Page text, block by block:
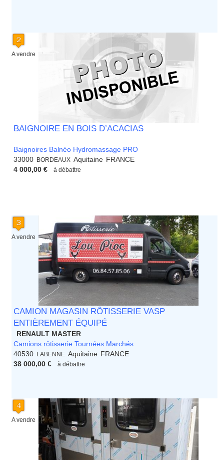
A vendre
BAIGNOIRE EN BOIS D’ACACIAS
Baignoires Balnéo Hydromassage PRO
33000 BORDEAUX Aquitaine FRANCE
4 000,00 €
à débattre
A vendre
CAMION MAGASIN RÔTISSERIE VASP
ENTIÈREMENT ÉQUIPÉ
RENAULT MASTER
Camions rôtisserie Tournées Marchés
40530 LABENNE Aquitaine FRANCE
38 000,00 €
à débattre
A vendre